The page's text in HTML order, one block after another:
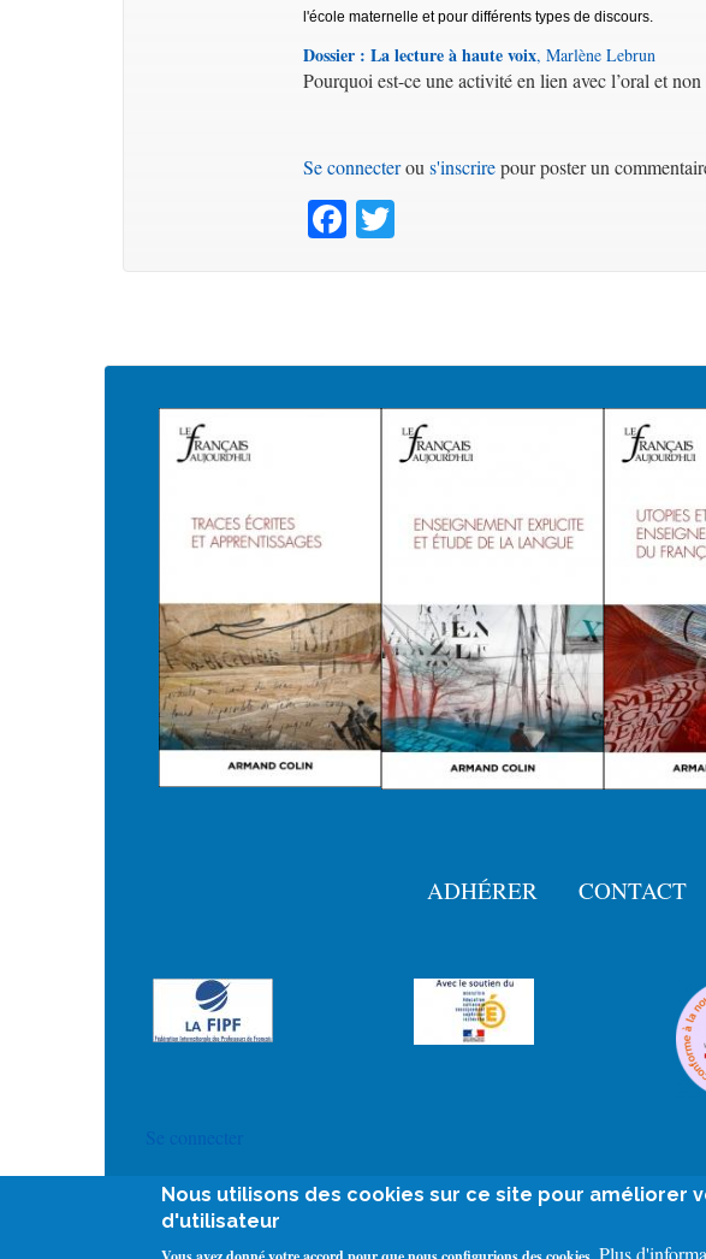
l'école maternelle et pour différents types de discours.
Dossier : La lecture à haute voix, Marlène Lebrun
Pourquoi est-ce une activité en lien avec l’oral et
Se connecterous'inscrirepour poster un
Facebook
page
ADHÉRER CONTACT
menu
Se connecter
Nous utilisons des cookies sur ce site pour améliorer
d'utilisateur
Plus